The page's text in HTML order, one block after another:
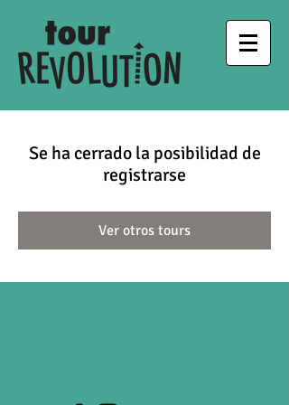
Se ha cerrado la posibilidad de
registrarse
Ver otros tours